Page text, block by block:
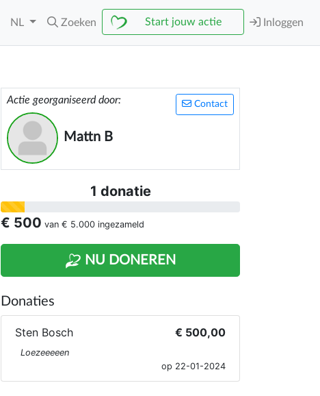
NL Zoeken Start jouw actie Inloggen
Contact
Actie georganiseerd door:
Mattn B
1 donatie
€ 500 van € 5.000 ingezameld
NU DONEREN
Donaties
Sten Bosch € 500,00
Loezeeeeen
op 22-01-2024